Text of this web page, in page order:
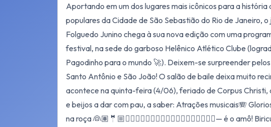
Aportando em um dos lugares mais icônicos para a história
populares da Cidade de São Sebastião do Rio de Janeiro,
Folguedo Junino chega à sua nova edição com uma
festival, na sede do garboso Helênico Atlético Clube
Pagodinho para o mundo 🚀). Deixem-se surpreender
Santo Antônio e São João! O salão de baile deixa muito
acontece na quinta-feira (4/06), feriado de Corpus Christi,
e beijos a dar com pau, a saber: Atrações musicais🪗
na roça 👰🏽🤵🏼👰🏻‍♂️🤵🏽‍♀️🤵🏽‍♂️🤵🏻‍♂️👰🏻‍♀️👰🏽‍♀️— é o amô!